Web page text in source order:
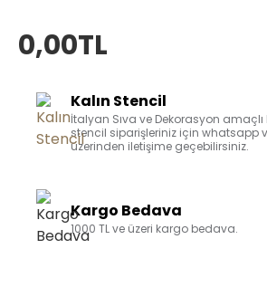
0,00TL
Kalın Stencil
İtalyan Sıva ve Dekorasyon amaçlı
stencil siparişleriniz için whatsapp
üzerinden iletişime geçebilirsiniz.
Kargo Bedava
1000 TL ve üzeri kargo bedava.